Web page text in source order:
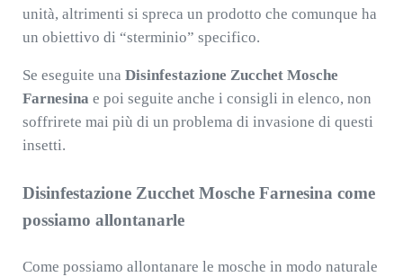
unità, altrimenti si spreca un prodotto che comunque ha
un obiettivo di “sterminio” specifico.
Se eseguite una Disinfestazione Zucchet Mosche
Farnesina e poi seguite anche i consigli in elenco, non
soffrirete mai più di un problema di invasione di questi
insetti.
Disinfestazione Zucchet Mosche Farnesina come
possiamo allontanarle
Come possiamo allontanare le mosche in modo naturale